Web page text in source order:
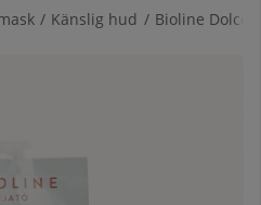
Känslig hud Bioline